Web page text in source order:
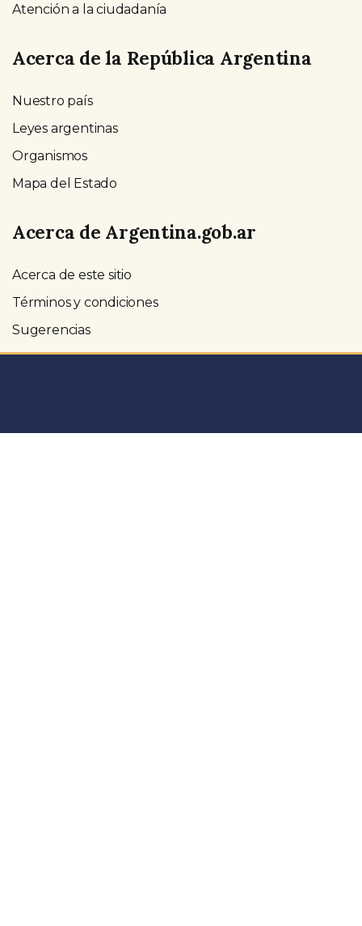
Atención a la ciudadanía
Acerca de la República Argentina
Nuestro país
Leyes argentinas
Organismos
Mapa del Estado
Acerca de Argentina.gob.ar
Acerca de este sitio
Términos y condiciones
Sugerencias